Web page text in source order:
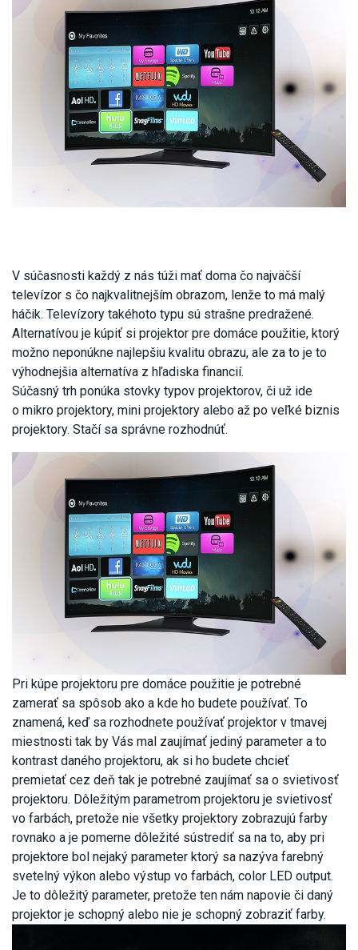
V súčasnosti každý z nás túži mať doma čo najväčší
televízor s čo najkvalitnejším obrazom, lenže to má malý
háčik. Televízory takéhoto typu sú strašne predražené.
Alternatívou je kúpiť si projektor pre domáce použitie, ktorý
možno neponúkne najlepšiu kvalitu obrazu, ale za to je to
výhodnejšia alternatíva z hľadiska financií.
Súčasný trh ponúka stovky typov projektorov, či už ide
o mikro projektory, mini projektory alebo až po veľké biznis
projektory. Stačí sa správne rozhodnúť.
Pri kúpe projektoru pre domáce použitie je potrebné
zamerať sa spôsob ako a kde ho budete používať. To
znamená, keď sa rozhodnete používať projektor v tmavej
miestnosti tak by Vás mal zaujímať jediný parameter a to
kontrast daného projektoru, ak si ho budete chcieť
premietať cez deň tak je potrebné zaujímať sa o svietivosť
projektoru. Dôležitým parametrom projektoru je svietivosť
vo farbách, pretože nie všetky projektory zobrazujú farby
rovnako a je pomerne dôležité sústrediť sa na to, aby pri
projektore bol nejaký parameter ktorý sa nazýva farebný
svetelný výkon alebo výstup vo farbách, color LED output.
Je to dôležitý parameter, pretože ten nám napovie či daný
projektor je schopný alebo nie je schopný zobraziť farby.